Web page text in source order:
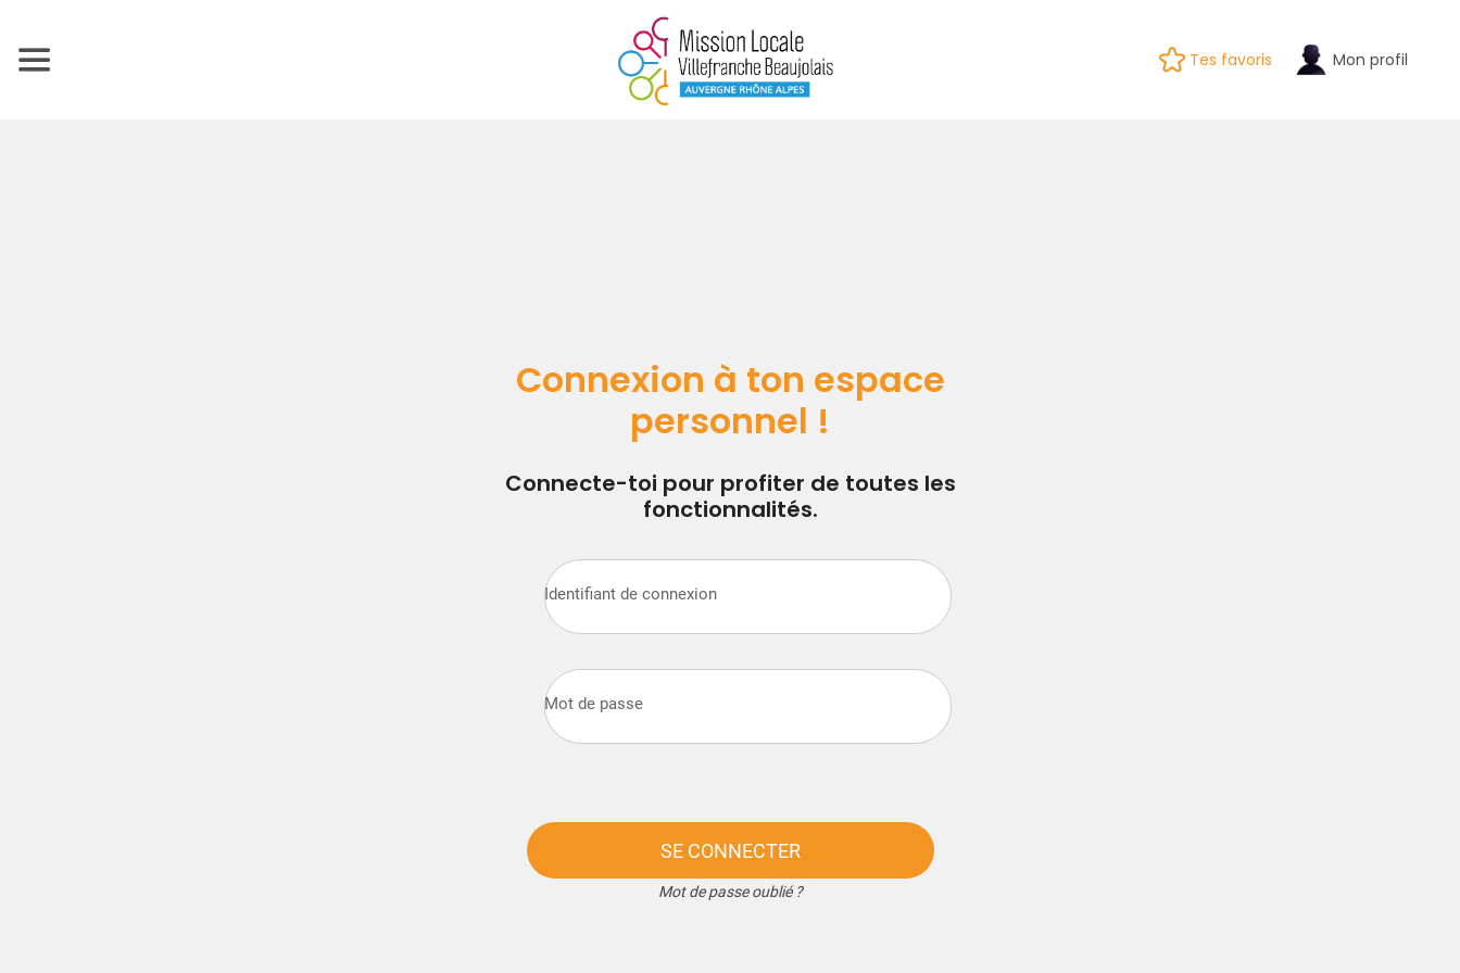
Tes favoris Mon profil
Connexion à ton espace
personnel !
Connecte-toi pour profiter de toutes les
fonctionnalités.
Identifiant de connexion
Mot de passe
SE CONNECTER
Mot de passe oublié ?